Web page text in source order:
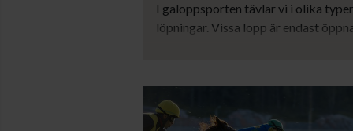
I galoppsporten tävlar vi i olika
löpningar. Vissa lopp är endast
På den här sidan reder vi ut djungeln
olika lopptyper, discipliner och
sportgrenar inom galoppen.